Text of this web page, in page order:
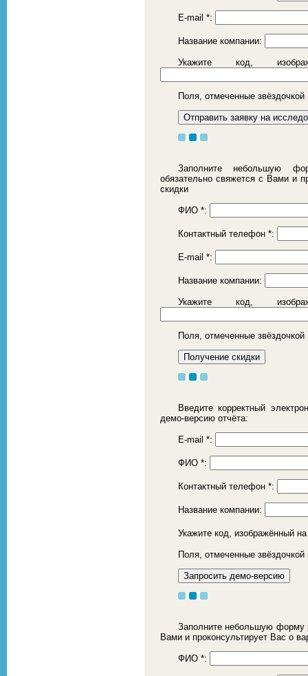
E-mail *:
Название компании:
Укажите код,
Поля, отмеченные звёздочкой
Заполните небольшую
обязательно свяжется с Вами и
скидки
ФИО *:
Контактный телефон *:
E-mail *:
Название компании:
Укажите код,
Поля, отмеченные звёздочкой
Введите корректный
демо-версию отчёта:
E-mail *:
ФИО *:
Контактный телефон *:
Название компании:
Укажите код, изображённый
Поля, отмеченные звёздочкой
Заполните небольшую форму
Вами и проконсультирует Вас о
ФИО *: